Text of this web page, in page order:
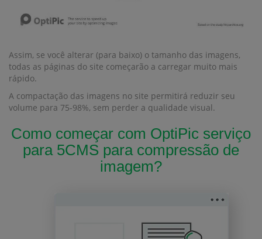
Assim, se você alterar (para baixo) o tamanho das imagens,
todas as páginas do site começarão a carregar muito mais
rápido.
A compactação das imagens no site permitirá reduzir seu
volume para 75-98%, sem perder a qualidade visual.
Como começar com OptiPic serviço
para 5CMS para compressão de
imagem?